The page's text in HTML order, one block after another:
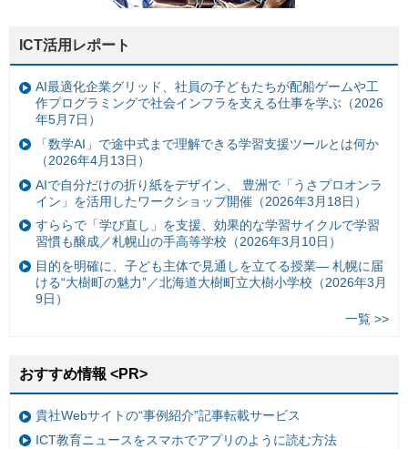
ICT活用レポート
AI最適化企業グリッド、社員の子どもたちが配船ゲームや工
作プログラミングで社会インフラを支える仕事を学ぶ（2026
年5月7日）
「数学AI」で途中式まで理解できる学習支援ツールとは何か
（2026年4月13日）
AIで自分だけの折り紙をデザイン、 豊洲で「うさプロオンラ
イン」を活用したワークショップ開催（2026年3月18日）
すららで「学び直し」を支援、効果的な学習サイクルで学習
習慣も醸成／札幌山の手高等学校（2026年3月10日）
目的を明確に、子ども主体で見通しを立てる授業— 札幌に届
ける“大樹町の魅力”／北海道大樹町立大樹小学校（2026年3月
9日）
一覧 >>
おすすめ情報 <PR>
貴社Webサイトの“事例紹介”記事転載サービス
ICT教育ニュースをスマホでアプリのように読む方法